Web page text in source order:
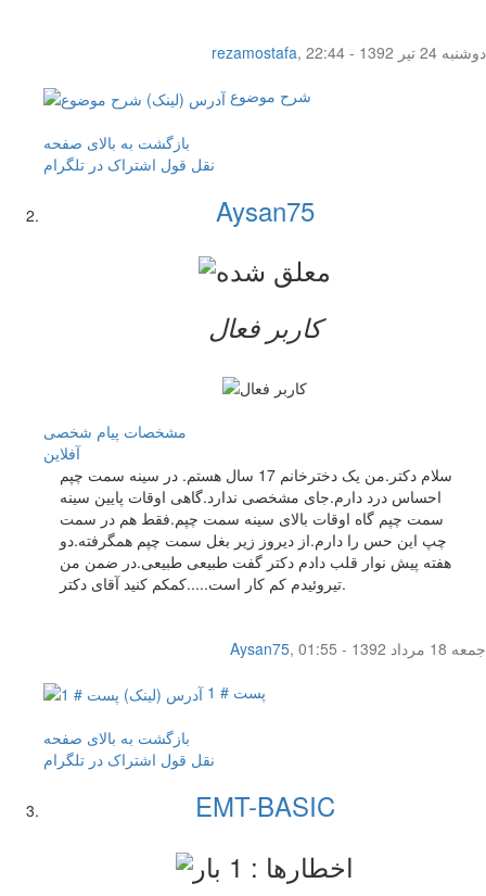
rezamostafa,
دوشنبه 24 تیر 1392 - 22:44
شرح موضوع
بازگشت به بالای صفحه
نقل قول اشتراک در تلگرام
Aysan75
کاربر فعال
مشخصات پیام شخصی
آفلاين
سلام دکتر.من یک دخترخانم 17 سال هستم. در سینه سمت چپم
احساس درد دارم.جای مشخصی ندارد.گاهی اوقات پایین سینه
سمت چپم گاه اوقات بالای سینه سمت چپم.فقط هم در سمت
چپ این حس را دارم.از دیروز زیر بغل سمت چپم همگرفته.دو
هفته پیش نوار قلب دادم دکتر گفت طبیعی طبیعی.در ضمن من
تیروئیدم کم کار است.....کمکم کنید آقای دکتر.
Aysan75,
جمعه 18 مرداد 1392 - 01:55
پست # 1
بازگشت به بالای صفحه
نقل قول اشتراک در تلگرام
EMT-BASIC